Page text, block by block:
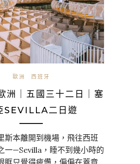
歐洲 西班牙
洲｜五國三十二日｜塞
SEVILLA二日遊
斯本離開到機場，飛往西班
一—Sevilla，睡不到幾小時的
眶只覺得疲憊，偏偏在蓋章